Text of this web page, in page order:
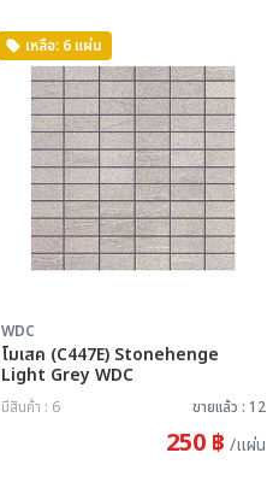
เหลือ: 6 แผ่น
WDC
โมเสค (C447E) Stonehenge
Light Grey WDC
มีสินค้า : 6 ขายแล้ว : 12
250 ฿ /แผ่น